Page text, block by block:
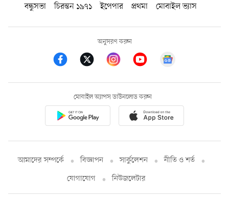
বন্ধুসভা
চিরন্তন ১৯৭১ ইপেপার প্রথমা মোবাইল ভ্যাস
অনুসরণ করুন
মোবাইল অ্যাপস ডাউনলোড করুন
আমাদের সম্পর্কে বিজ্ঞাপন সার্কুলেশন
নীতি ও শর্ত
যোগাযোগ
নিউজলেটার